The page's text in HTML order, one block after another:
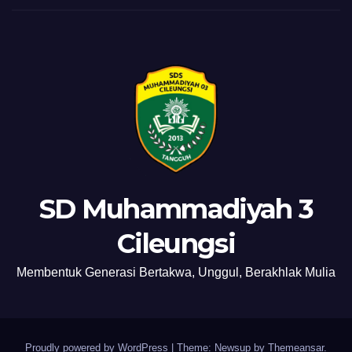
SD Muhammadiyah 3
Cileungsi
Membentuk Generasi Bertakwa, Unggul, Berakhlak Mulia
Proudly powered by WordPress | Theme: Newsup by Themeansar.